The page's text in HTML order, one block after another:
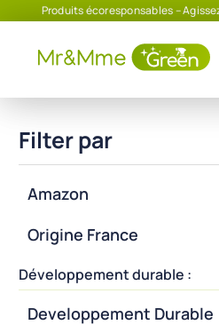
Produits écoresponsables –
Filter par
Amazon
Origine France
Développement durable :
Developpement Durable